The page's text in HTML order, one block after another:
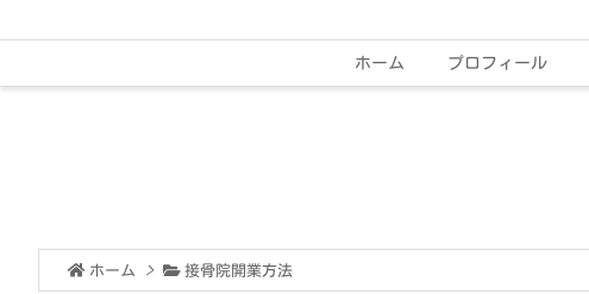
ホーム プロフィール
ホーム > 接骨院開業方法